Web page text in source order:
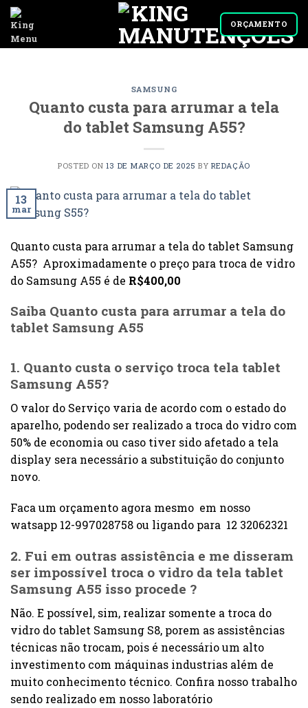
Skip
content
ORÇAMENTO
SAMSUNG
Quanto custa para arrumar a tela
do tablet Samsung A55?
POSTED ON 13 DE MARÇO DE 2025 BY REDAÇÃO
13
mar
Quanto custa para arrumar a tela do tablet Samsung
A55? Aproximadamente o preço para troca de vidro
do Samsung A55 é de R$400,00
Saiba Quanto custa para arrumar a tela do
tablet Samsung A55
1. Quanto custa o serviço troca tela tablet
Samsung A55?
O valor do Serviço varia de acordo com o estado do
aparelho, podendo ser realizado a troca do vidro com
50% de economia ou caso tiver sido afetado a tela
display sera necessário a substituição do conjunto
novo.
Faca um orçamento agora mesmo em nosso
watsapp 12-997028758 ou ligando para 12 32062321
2. Fui em outras assistência e me disseram
ser impossível troca o vidro da tela tablet
Samsung A55 isso procede ?
Não. E possível, sim, realizar somente a troca do
vidro do tablet Samsung S8, porem as assistências
técnicas não trocam, pois é necessário um alto
investimento com máquinas industrias além de
muito conhecimento técnico. Confira nosso trabalho
sendo realizado em nosso laboratório